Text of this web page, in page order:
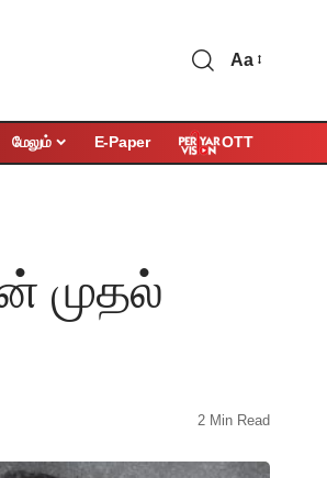
Aa
மேலும் E-Paper OTT
முதல்
2 Min Read